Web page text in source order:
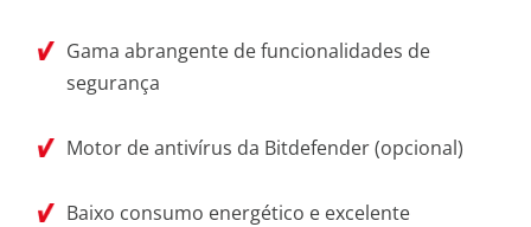
Gama abrangente de funcionalidades de
segurança
Motor de antivírus da Bitdefender (opcional)
Baixo consumo energético e excelente